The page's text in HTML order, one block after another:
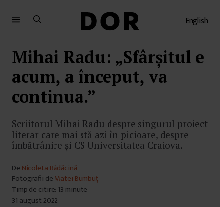
English
Mihai Radu: „Sfârșitul e
acum, a început, va
continua.”
Scriitorul Mihai Radu despre singurul proiect
literar care mai stă azi în picioare, despre
îmbătrânire și CS Universitatea Craiova.
De Nicoleta Rădăcină
Fotografii de Matei Bumbuț
Timp de citire: 13 minute
31 august 2022